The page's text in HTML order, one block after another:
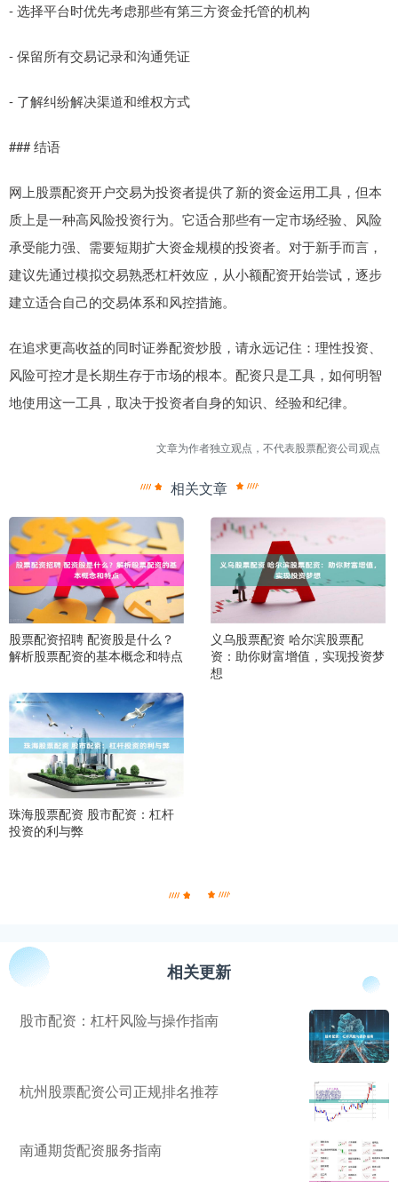
- 选择平台时优先考虑那些有第三方资金托管的机构
- 保留所有交易记录和沟通凭证
- 了解纠纷解决渠道和维权方式
### 结语
网上股票配资开户交易为投资者提供了新的资金运用工具，但本
质上是一种高风险投资行为。它适合那些有一定市场经验、风险
承受能力强、需要短期扩大资金规模的投资者。对于新手而言，
建议先通过模拟交易熟悉杠杆效应，从小额配资开始尝试，逐步
建立适合自己的交易体系和风控措施。
在追求更高收益的同时证券配资炒股，请永远记住：理性投资、
风险可控才是长期生存于市场的根本。配资只是工具，如何明智
地使用这一工具，取决于投资者自身的知识、经验和纪律。
文章为作者独立观点，不代表股票配资公司观点
相关文章
股票配资招聘 配资股是什么？
解析股票配资的基本概念和特点
义乌股票配资 哈尔滨股票配
资：助你财富增值，实现投资梦
想
珠海股票配资 股市配资：杠杆
投资的利与弊
相关更新
股市配资：杠杆风险与操作指南
杭州股票配资公司正规排名推荐
南通期货配资服务指南